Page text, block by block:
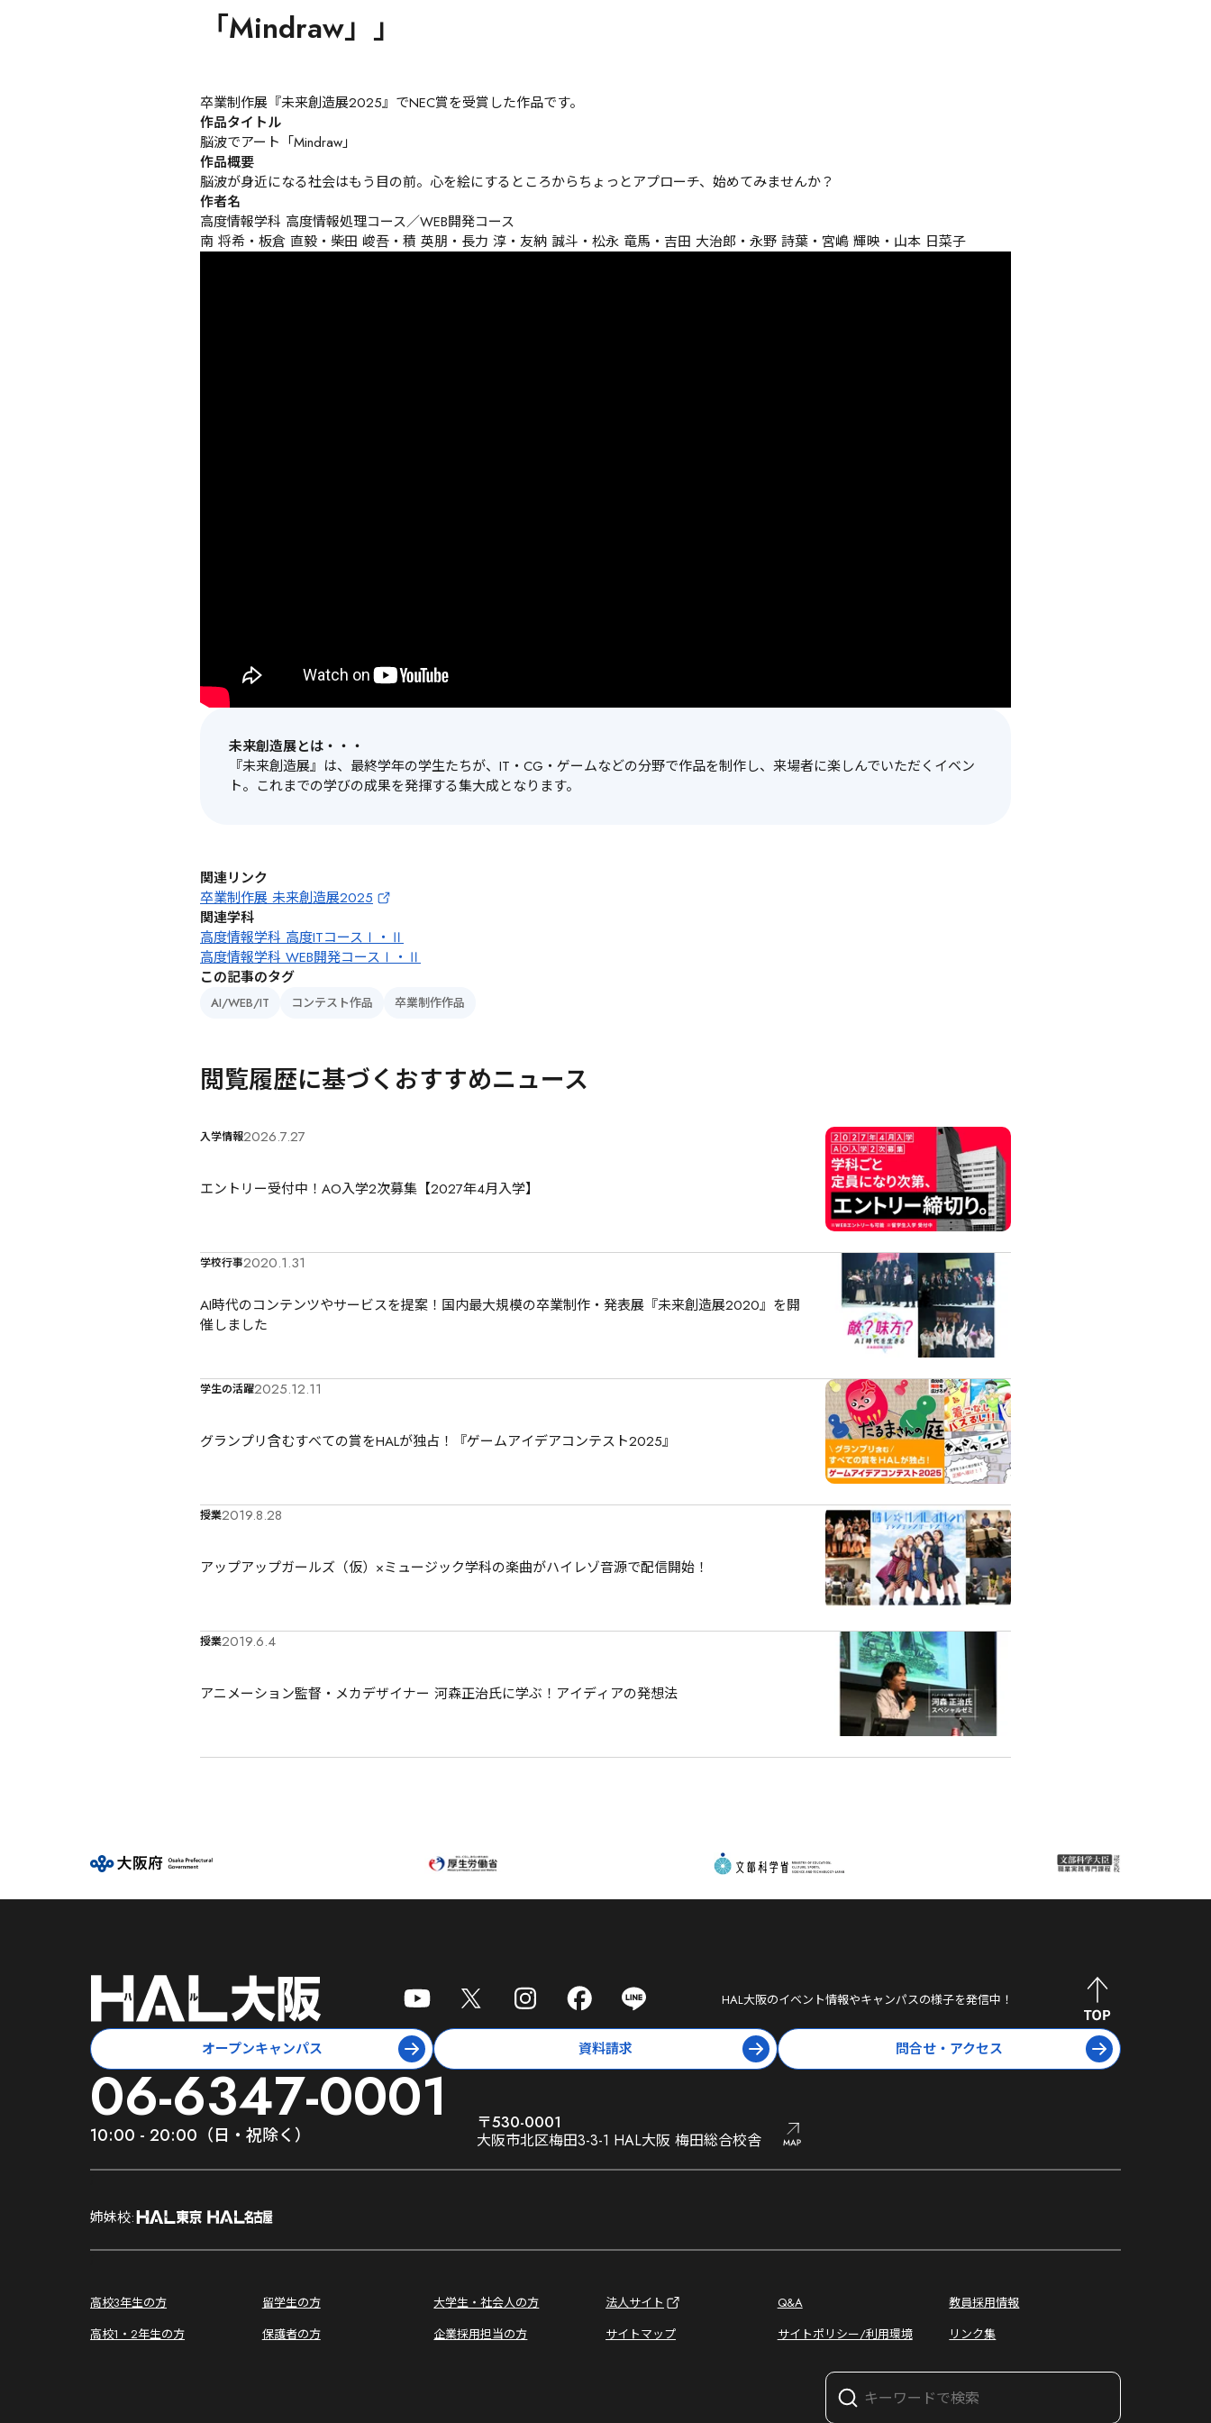
「Mindraw」」
卒業制作展『未来創造展2025』でNEC賞を受賞した作品です。
作品タイトル
脳波でアート「Mindraw」
作品概要
脳波が身近になる社会はもう目の前。心を絵にするところからちょっとアプローチ、始めてみませんか？
作者名
高度情報学科 高度情報処理コース／WEB開発コース
南 将希・板倉 直毅・柴田 峻吾・積 英朋・長力 淳・友納 誠斗・松永 竜馬・吉田 大治郎・永野 詩葉・宮嶋 輝映・山本 日菜子
未来創造展とは・・・
『未来創造展』は、最終学年の学生たちが、IT・CG・ゲームなどの分野で作品を制作し、来場者に楽しんでいただくイベン
ト。これまでの学びの成果を発揮する集大成となります。
関連リンク
卒業制作展 未来創造展2025
関連学科
高度情報学科 高度ITコースⅠ・Ⅱ
高度情報学科 WEB開発コースⅠ・Ⅱ
この記事のタグ
AI/WEB/IT コンテスト作品 卒業制作作品
閲覧履歴に基づくおすすめニュース
入学情報2026.7.27
エントリー受付中！AO入学2次募集【2027年4月入学】
学校行事2020.1.31
AI時代のコンテンツやサービスを提案！国内最大規模の卒業制作・発表展『未来創造展2020』を開
催しました
学生の活躍2025.12.11
グランプリ含むすべての賞をHALが独占！『ゲームアイデアコンテスト2025』
授業2019.8.28
アップアップガールズ（仮）×ミュージック学科の楽曲がハイレゾ音源で配信開始！
授業2019.6.4
アニメーション監督・メカデザイナー 河森正治氏に学ぶ！アイディアの発想法
HAL大阪のイベント情報やキャンパスの様子を発信中！
オープンキャンパス 資料請求 問合せ・アクセス
06-6347-0001
10:00 - 20:00（日・祝除く）
〒530-0001
大阪市北区梅田3-3-1 HAL大阪 梅田総合校舎
;
姉妹校:
;
高校3年生の方 留学生の方 大学生・社会人の方 法人サイト Q&A
教員採用情報
高校1・2年生の方
保護者の方 企業採用担当の方 サイトマップ サイトポリシー/利用環境 リンク集